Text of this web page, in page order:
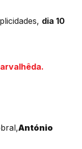
dia 10
António